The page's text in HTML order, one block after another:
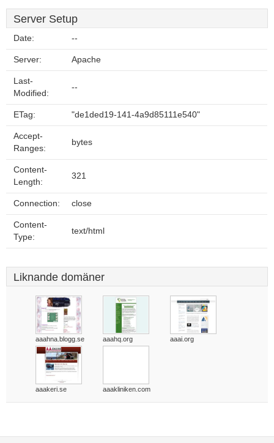
Server Setup
Date: --
Server: Apache
Last-
Modified:
--
ETag: "de1ded19-141-4a9d85111e540"
Accept-
Ranges:
bytes
Content-
Length:
321
Connection: close
Content-
Type:
text/html
Liknande domäner
aaahna.blogg.se aaahq.org aaai.org
aaakeri.se aaakliniken.com